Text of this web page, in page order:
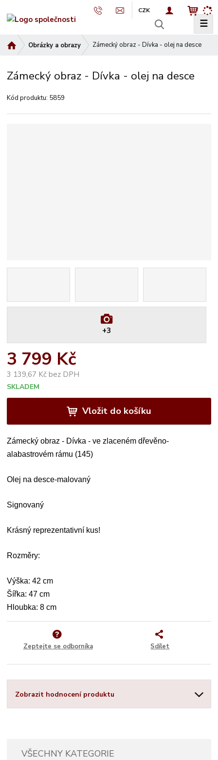
CZK
h
☰
v
d
í
Obrázky a obrazy Zámecký obraz - Dívka - olej na desce
Zámecký obraz - Dívka - olej na desce
Kód produktu: 5859
+3
3 799 Kč
3 139,67 Kč bez DPH
SKLADEM
Vložit do košíku
Zámecký obraz - Dívka - ve zlaceném dřevěno-
alabastrovém rámu (145)
Olej na desce-malovaný
Signovaný
Krásný reprezentativní kus!
Rozměry:
Výška: 42 cm
Šířka: 47 cm
Hloubka: 8 cm
Zeptejte se odborníka Sdílet
Zobrazit hodnocení produktu
VŠECHNY KATEGORIE